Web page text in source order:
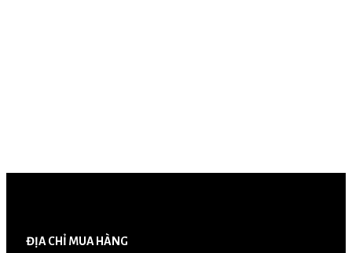
ĐỊA CHỈ MUA HÀNG